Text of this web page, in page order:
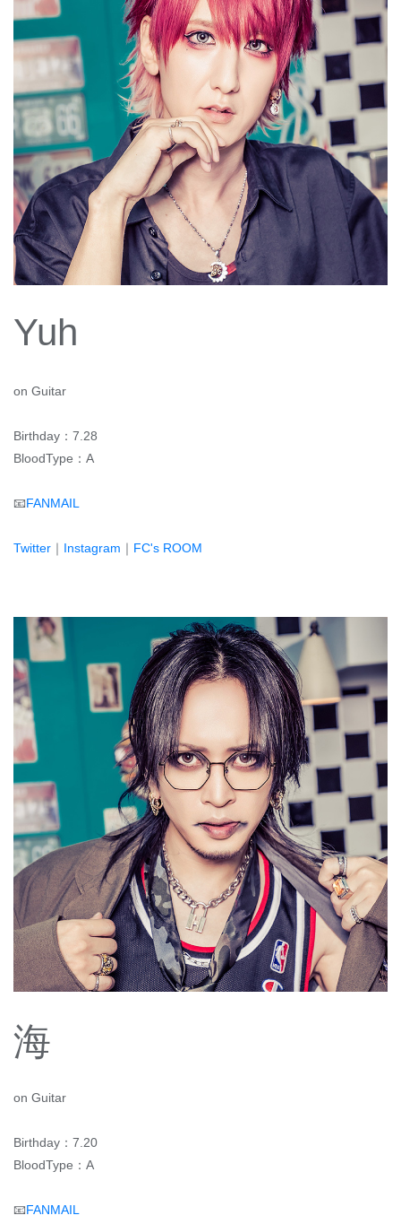
Yuh
on Guitar
Birthday：7.28
BloodType：A
📧FANMAIL
Twitter ｜ Instagram ｜ FC's ROOM
海
on Guitar
Birthday：7.20
BloodType：A
📧FANMAIL